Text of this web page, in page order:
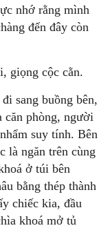
nhớ rằng mình
đến đây còn
giọng cộc cằn.
sang buồng bên,
căn phòng, người
suy tính. Bên
là ngăn trên cùng
ở túi bên
bằng thép thành
chiếc kia, đầu
khoá mở tủ